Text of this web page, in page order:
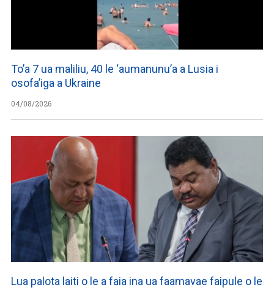
To’a 7 ua maliliu, 40 le ‘aumanunu’a a Lusia i
osofa’iga a Ukraine
04/08/2026
Lua palota laiti o le a faia ina ua faamavae faipule o le